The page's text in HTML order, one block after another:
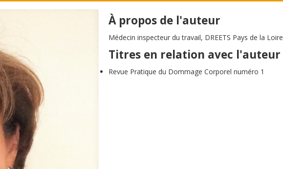
À propos de l'auteur
Médecin inspecteur du travail, DREETS Pays de la Loire
Titres en relation avec l'auteur
Revue Pratique du Dommage Corporel numéro 1